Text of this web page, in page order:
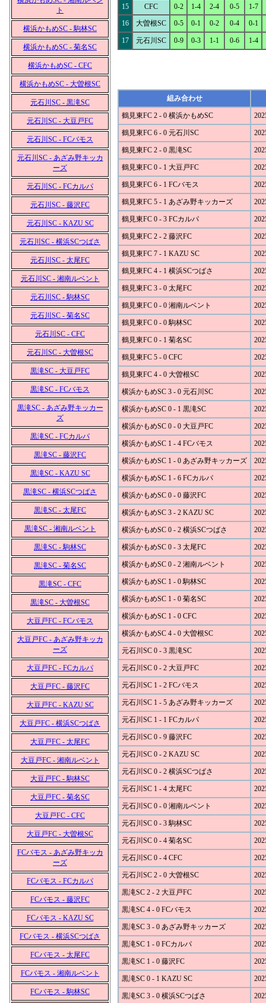
ト
横浜かもめSC - 駒林SC
横浜かもめSC - 菊名SC
横浜かもめSC - CFC
横浜かもめSC - 大曽根SC
元石川SC - 黒滝SC
元石川SC - 大豆戸FC
元石川SC - FCバモス
元石川SC - あざみ野キッカ
ーズ
元石川SC - FCカルパ
元石川SC - 藤沢FC
元石川SC - KAZU SC
元石川SC - 横浜SCつばさ
元石川SC - 太尾FC
元石川SC - 湘南ルベント
元石川SC - 駒林SC
元石川SC - 菊名SC
元石川SC - CFC
元石川SC - 大曽根SC
黒滝SC - 大豆戸FC
黒滝SC - FCバモス
黒滝SC - あざみ野キッカー
ズ
黒滝SC - FCカルパ
黒滝SC - 藤沢FC
黒滝SC - KAZU SC
黒滝SC - 横浜SCつばさ
黒滝SC - 太尾FC
黒滝SC - 湘南ルベント
黒滝SC - 駒林SC
黒滝SC - 菊名SC
黒滝SC - CFC
黒滝SC - 大曽根SC
大豆戸FC - FCバモス
大豆戸FC - あざみ野キッカ
ーズ
大豆戸FC - FCカルパ
大豆戸FC - 藤沢FC
大豆戸FC - KAZU SC
大豆戸FC - 横浜SCつばさ
大豆戸FC - 太尾FC
大豆戸FC - 湘南ルベント
大豆戸FC - 駒林SC
大豆戸FC - 菊名SC
大豆戸FC - CFC
大豆戸FC - 大曽根SC
FCバモス - あざみ野キッカ
ーズ
FCバモス - FCカルパ
FCバモス - 藤沢FC
FCバモス - KAZU SC
FCバモス - 横浜SCつばさ
FCバモス - 太尾FC
FCバモス - 湘南ルベント
FCバモス - 駒林SC
15 CFC 0-2 1-4 2-4 0-5 1-7
16
大曽根SC 0-5 0-1 0-2 0-4 0-1
17 元石川SC 0-9 0-3 1-1 0-6 1-4
組み合わせ
鶴見東FC 2 - 0 横浜かもめSC
鶴見東FC 6 - 0 元石川SC
鶴見東FC 2 - 0 黒滝SC
鶴見東FC 0 - 1 大豆戸FC
鶴見東FC 6 - 1 FCバモス
鶴見東FC 5 - 1 あざみ野キッカーズ
鶴見東FC 0 - 3 FCカルパ
鶴見東FC 2 - 2 藤沢FC
鶴見東FC 7 - 1 KAZU SC
鶴見東FC 4 - 1 横浜SCつばさ
鶴見東FC 3 - 0 太尾FC
鶴見東FC 0 - 0 湘南ルベント
鶴見東FC 0 - 0 駒林SC
鶴見東FC 0 - 1 菊名SC
鶴見東FC 5 - 0 CFC
鶴見東FC 4 - 0 大曽根SC
横浜かもめSC 3 - 0 元石川SC
横浜かもめSC 0 - 1 黒滝SC
横浜かもめSC 0 - 0 大豆戸FC
横浜かもめSC 1 - 4 FCバモス
横浜かもめSC 1 - 0 あざみ野キッカーズ
横浜かもめSC 1 - 6 FCカルパ
横浜かもめSC 0 - 0 藤沢FC
横浜かもめSC 3 - 2 KAZU SC
横浜かもめSC 0 - 2 横浜SCつばさ
横浜かもめSC 0 - 3 太尾FC
横浜かもめSC 0 - 2 湘南ルベント
横浜かもめSC 1 - 0 駒林SC
横浜かもめSC 1 - 0 菊名SC
横浜かもめSC 1 - 0 CFC
横浜かもめSC 4 - 0 大曽根SC
元石川SC 0 - 3 黒滝SC
元石川SC 0 - 2 大豆戸FC
元石川SC 1 - 2 FCバモス
元石川SC 1 - 5 あざみ野キッカーズ
元石川SC 1 - 1 FCカルパ
元石川SC 0 - 9 藤沢FC
元石川SC 0 - 2 KAZU SC
元石川SC 0 - 2 横浜SCつばさ
元石川SC 1 - 4 太尾FC
元石川SC 0 - 0 湘南ルベント
元石川SC 0 - 3 駒林SC
元石川SC 0 - 4 菊名SC
元石川SC 0 - 4 CFC
元石川SC 2 - 0 大曽根SC
黒滝SC 2 - 2 大豆戸FC
黒滝SC 4 - 0 FCバモス
黒滝SC 3 - 0 あざみ野キッカーズ
黒滝SC 1 - 0 FCカルパ
黒滝SC 1 - 0 藤沢FC
黒滝SC 0 - 1 KAZU SC
黒滝SC 3 - 0 横浜SCつばさ